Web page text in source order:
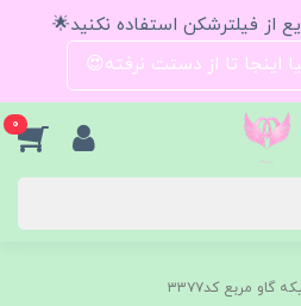
از فیلترشکن استفاده نکنید🌟
اینجا تا از دستت نرفته😍
0